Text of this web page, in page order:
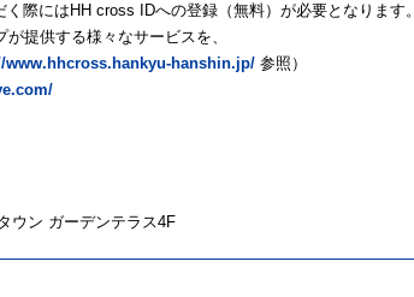
際にはHH cross IDへの登録（無料）が必要となります。
提供する様々なサービスを、
www.hhcross.hankyu-hanshin.jp/ 参照）
ウン ガーデンテラス4F